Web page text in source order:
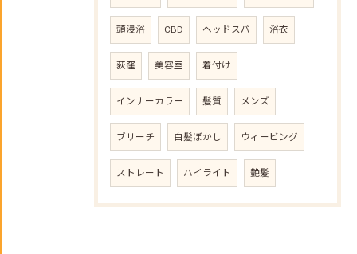
頭浸浴 CBD ヘッドスパ 浴衣
荻窪 美容室 着付け
インナーカラー 髪質 メンズ
ブリーチ 白髪ぼかし ウィービング
ストレート ハイライト 艶髪